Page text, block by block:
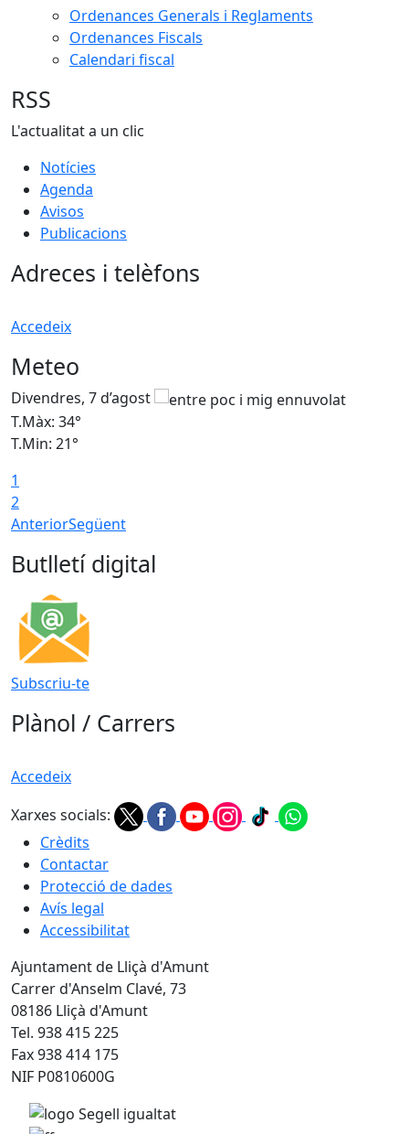
Ordenances Generals i Reglaments
Ordenances Fiscals
Calendari fiscal
RSS
L'actualitat a un clic
Notícies
Agenda
Avisos
Publicacions
Adreces i telèfons
Accedeix
Meteo
Divendres, 7 d’agost
T.Màx: 34°
T.Min: 21°
1
2
AnteriorSegüent
Butlletí digital
Subscriu-te
Plànol / Carrers
Accedeix
Xarxes socials:
Crèdits
Contactar
Protecció de dades
Avís legal
Accessibilitat
Ajuntament de Lliçà d'Amunt
Carrer d'Anselm Clavé, 73
08186 Lliçà d'Amunt
Tel. 938 415 225
Fax 938 414 175
NIF P0810600G